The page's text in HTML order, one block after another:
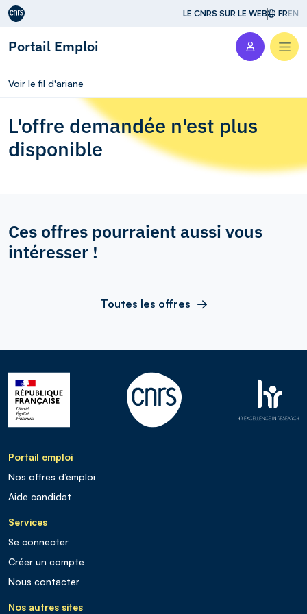
Aller au contenu LE CNRS SUR LE WEB FREN
Portail Emploi
Voir le fil d'ariane
L'offre demandée n'est plus
disponible
Ces offres pourraient aussi vous
intéresser !
Toutes les offres
Portail emploi
Nos offres d’emploi
Aide candidat
Services
Se connecter
Créer un compte
Nous contacter
Nos autres sites